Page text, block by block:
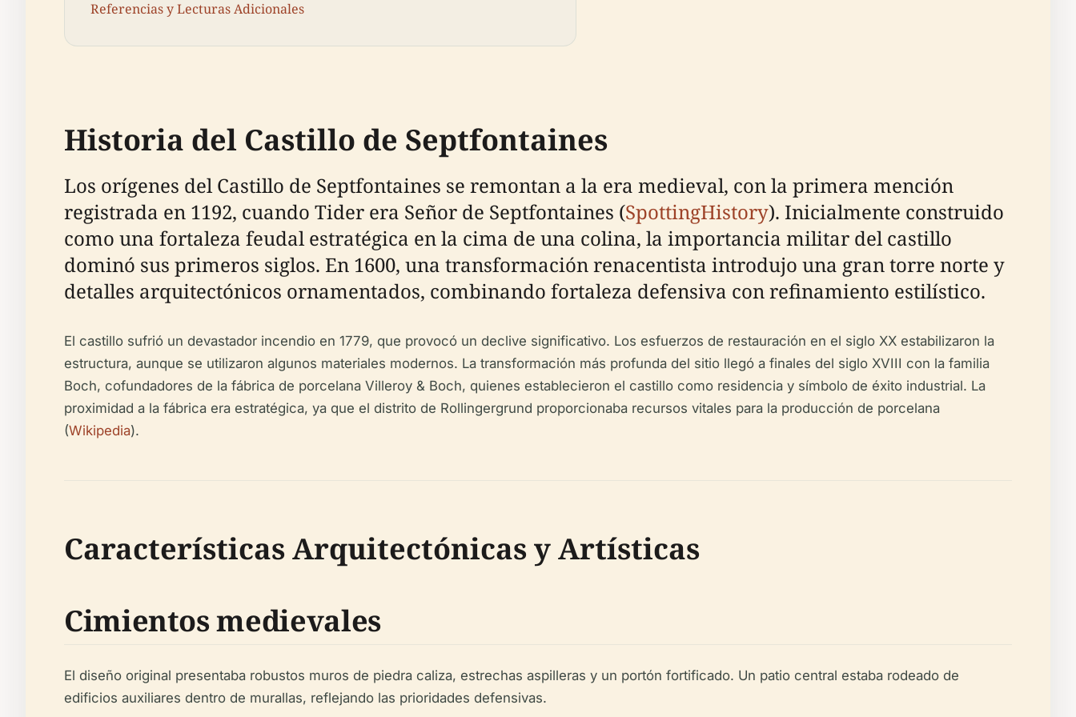
Referencias y Lecturas Adicionales
Historia del Castillo de Septfontaines
Los orígenes del Castillo de Septfontaines se remontan a la era medieval, con la primera mención
registrada en 1192, cuando Tider era Señor de Septfontaines (SpottingHistory). Inicialmente construido
como una fortaleza feudal estratégica en la cima de una colina, la importancia militar del castillo
dominó sus primeros siglos. En 1600, una transformación renacentista introdujo una gran torre norte y
detalles arquitectónicos ornamentados, combinando fortaleza defensiva con refinamiento estilístico.
El castillo sufrió un devastador incendio en 1779, que provocó un declive significativo. Los esfuerzos de restauración en el siglo XX estabilizaron la
estructura, aunque se utilizaron algunos materiales modernos. La transformación más profunda del sitio llegó a finales del siglo XVIII con la familia
Boch, cofundadores de la fábrica de porcelana Villeroy & Boch, quienes establecieron el castillo como residencia y símbolo de éxito industrial. La
proximidad a la fábrica era estratégica, ya que el distrito de Rollingergrund proporcionaba recursos vitales para la producción de porcelana
(Wikipedia).
Características Arquitectónicas y Artísticas
Cimientos medievales
El diseño original presentaba robustos muros de piedra caliza, estrechas aspilleras y un portón fortificado. Un patio central estaba rodeado de
edificios auxiliares dentro de murallas, reflejando las prioridades defensivas.